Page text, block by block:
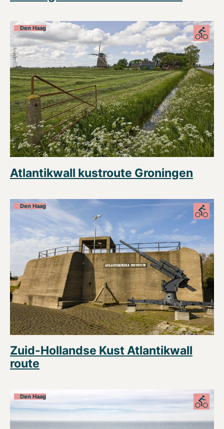
Den Haag
Atlantikwall kustroute Groningen
Den Haag
Zuid-Hollandse Kust Atlantikwall
route
Den Haag